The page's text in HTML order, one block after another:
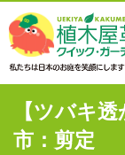
【ツバキ
市：剪定